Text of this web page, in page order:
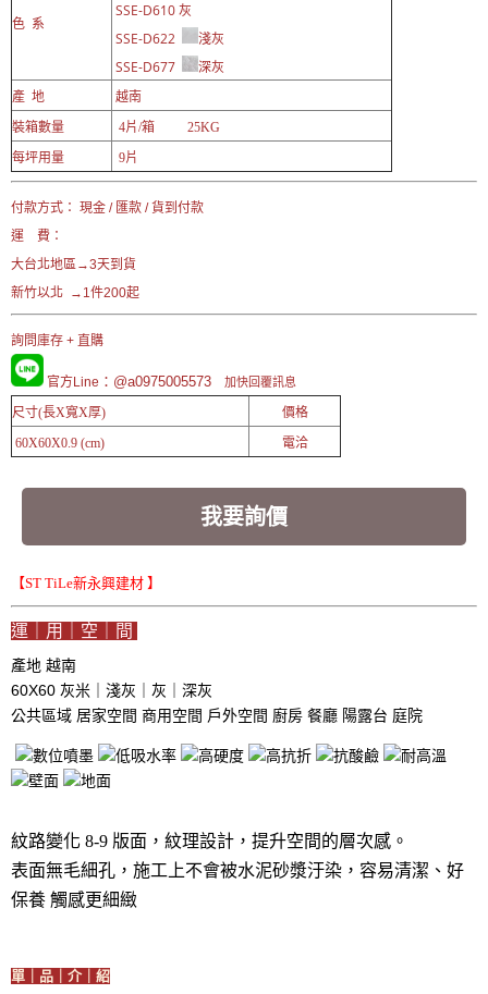
色 系
SSE-D610 灰
SSE-D622
淺灰
SSE-D677
深灰
產 地
越南
裝箱數量
4片/箱 25KG
每坪用量
9片
付款方式： 現金 / 匯款 / 貨到付款
運 費：
大台北地區→3天到貨
新竹以北 →1件200起
詢問庫存 + 直購
官方Line ：@a0975005573 加快回覆訊息
尺寸(長X寬X厚)
價格
60X60X0.9 (cm)
電洽
我要詢價
【ST TiLe新永興建材 】
運｜用｜空｜間
產地 越南
60X60 灰米｜淺灰｜灰｜深灰
公共區域 居家空間 商用空間 戶外空間 廚房 餐廳 陽露台 庭院
紋路變化 8-9 版面，紋理設計，提升空間的層次感。
表面無毛細孔，施工上不會被水泥砂漿汙染，容易清潔、好
保養 觸感更細緻
單｜品｜介｜紹